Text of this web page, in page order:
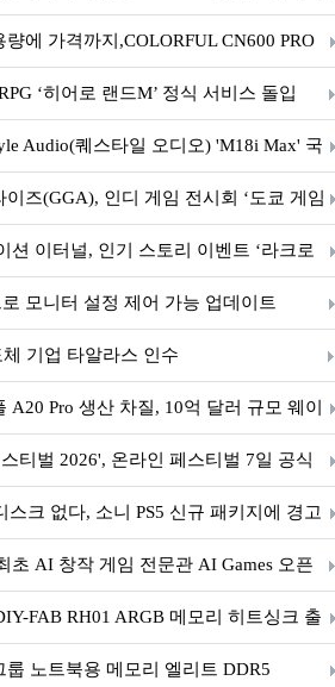
에 가격까지,COLORFUL CN600 PRO
‘히어로 랜드M’ 정식 서비스 돌입
Audio(퀘스타일 오디오) 'M18i Max' 국
이즈(GGA), 인디 게임 전시회 ‘도쿄 게임
션 이터널, 인기 스토리 이벤트 ‘라크로
한 기념 이벤트 실시!
모니터 설정 제어 가능 업데이트
기업 타알라스 인수
A20 Pro 생산 차질, 10억 달러 규모 웨이
티벌 2026', 온라인 페스티벌 7일 공식
스크 없다, 소니 PS5 신규 패키지에 경고
초 AI 창작 게임 전문관 AI Games 오픈
FAB RH01 ARGB 메모리 히트싱크 출
노트북용 메모리 엘리트 DDR5